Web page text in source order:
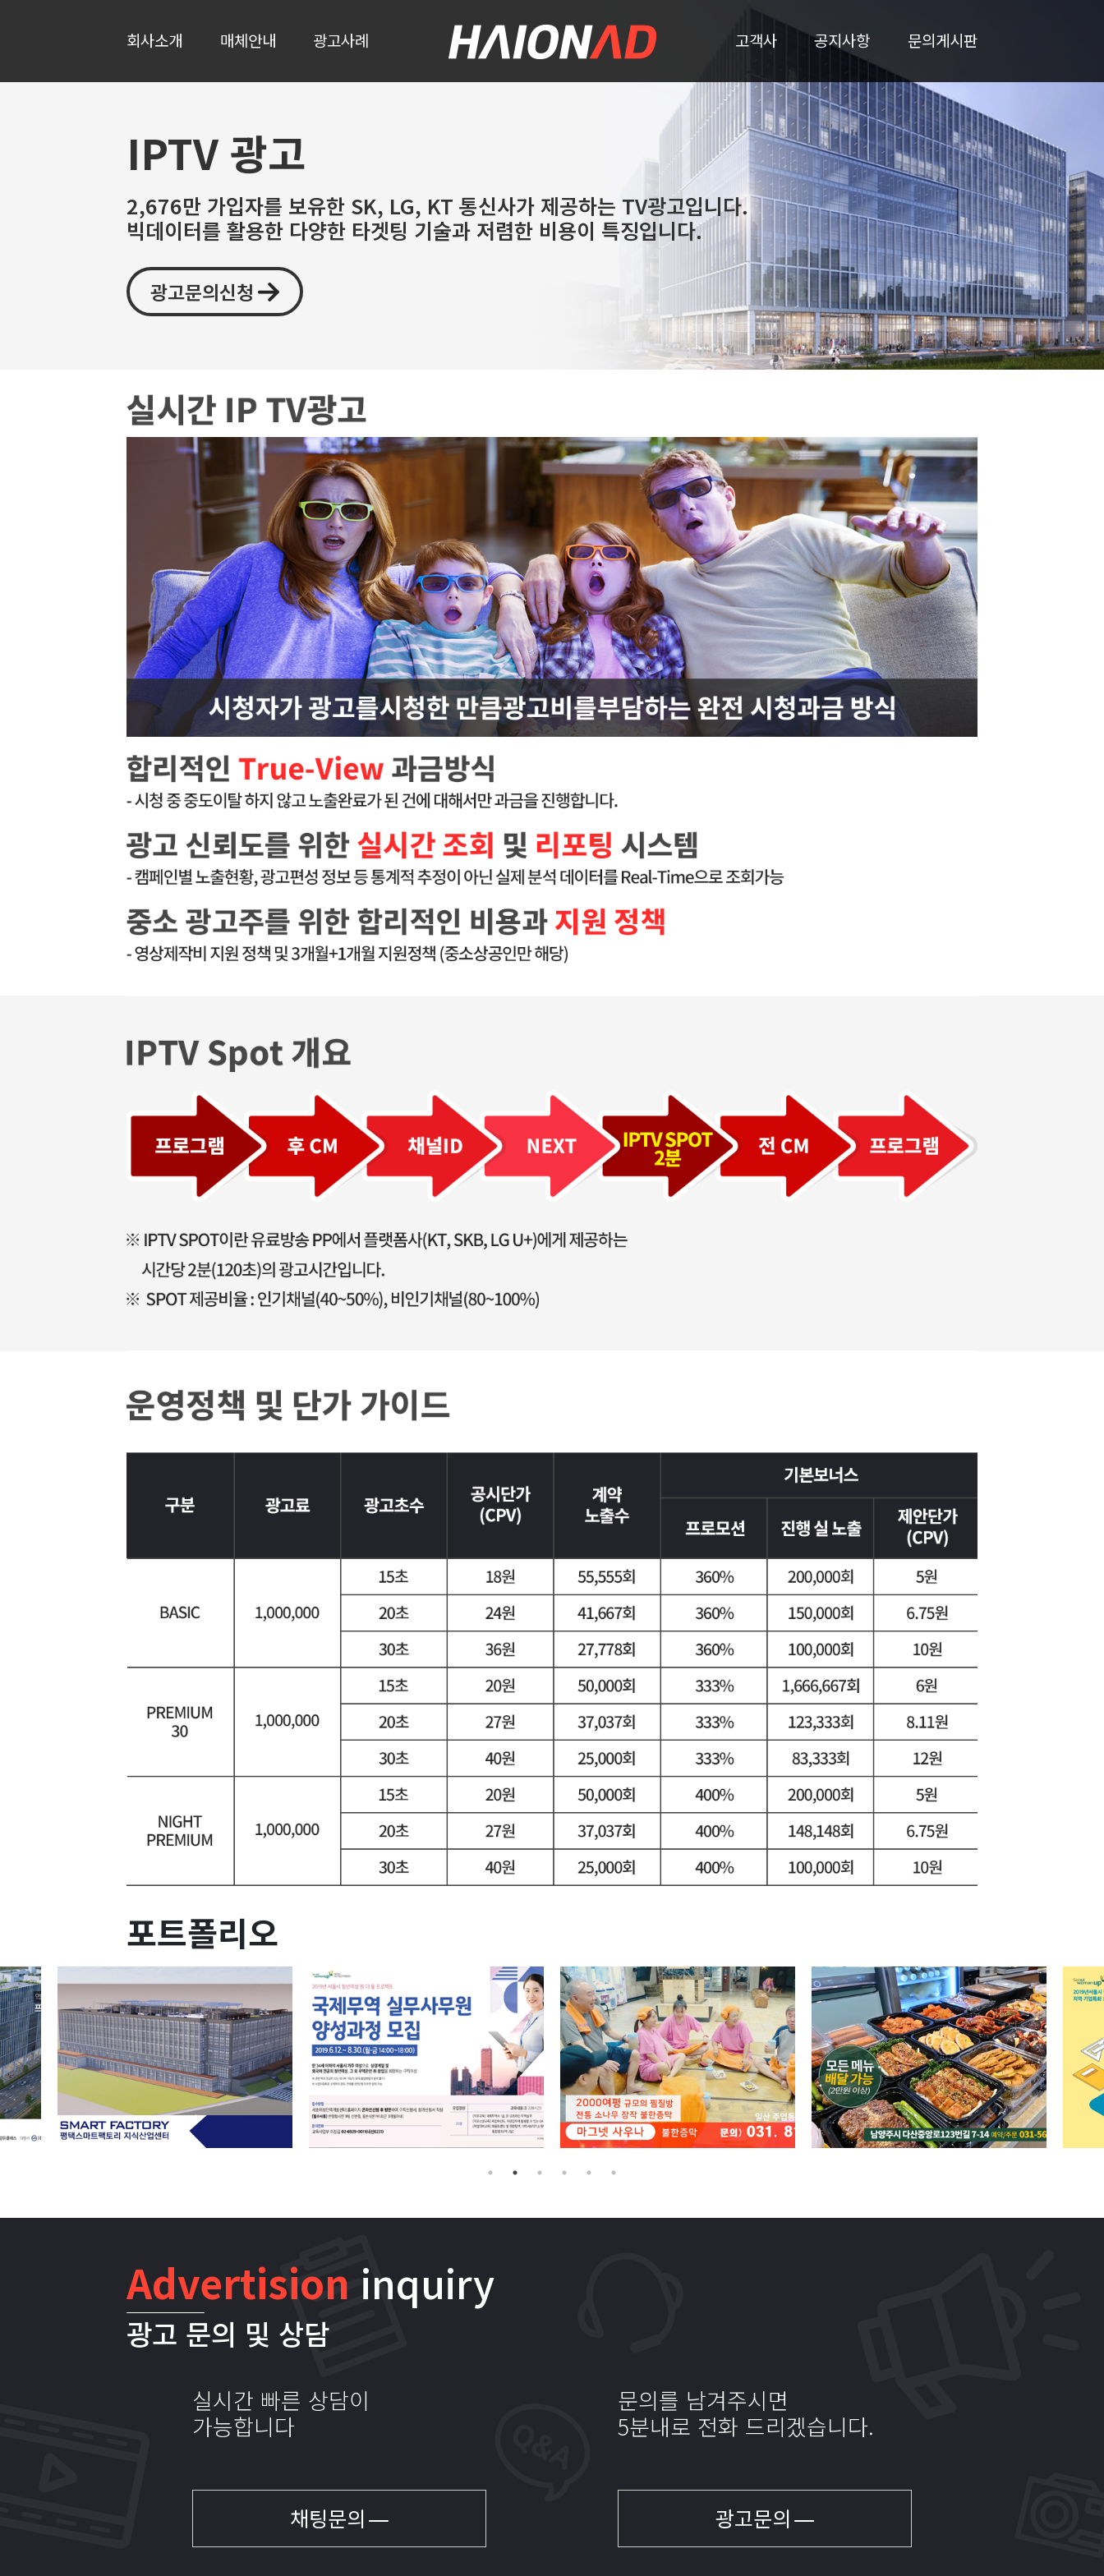
회사소개 매체안내 광고사례 고객사 공지사항 문의게시판
IPTV 광고
2,676만 가입자를 보유한 SK, LG, KT 통신사가 제공하는 TV광고입니다.
빅데이터를 활용한 다양한 타겟팅 기술과 저렴한 비용이 특징입니다.
광고문의신청
포트폴리오
Advertision inquiry
광고 문의 및 상담
실시간 빠른 상담이
가능합니다
채팅문의
문의를 남겨주시면
5분내로 전화 드리겠습니다.
광고문의